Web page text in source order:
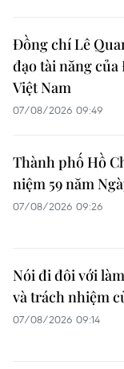
Đồng chí Lê
đạo tài năng
Việt Nam
07/08/2026 09:49
Thành phố Hồ
niệm 59 năm
07/08/2026 09:26
Nói đi đôi với
và trách nhiệm
07/08/2026 09:14